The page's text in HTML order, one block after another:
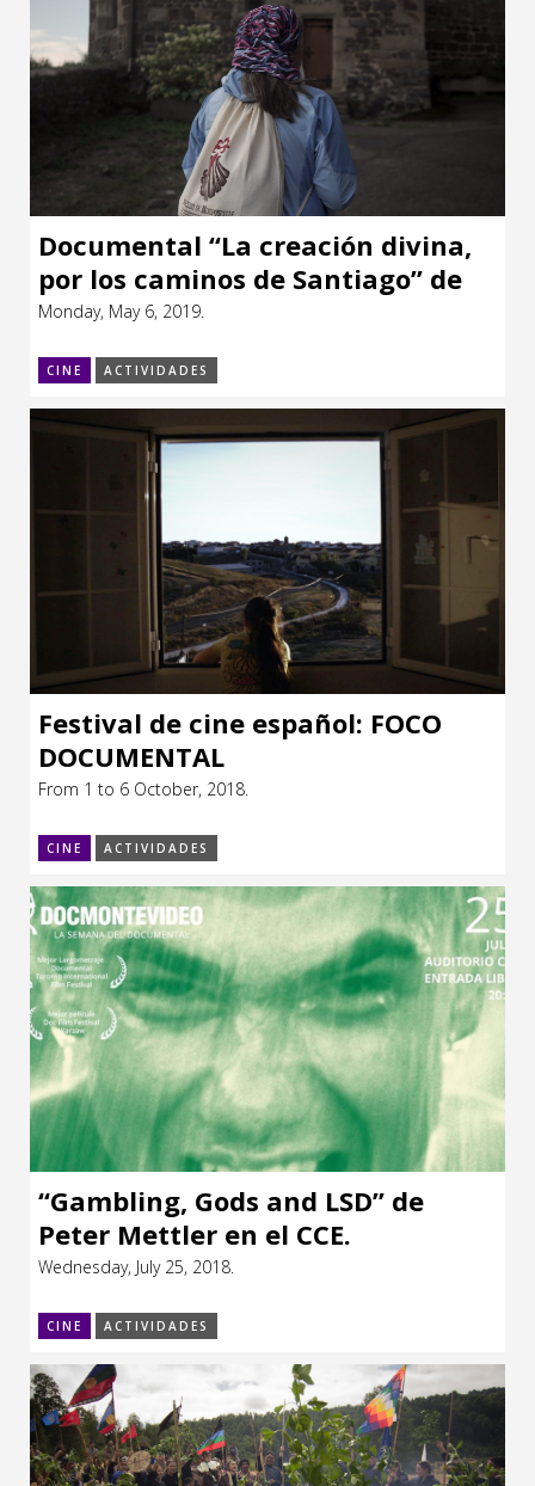
Documental “La creación divina,
por los caminos de Santiago” de
Horacio Reyes
Monday, May 6, 2019.
CINE ACTIVIDADES
Festival de cine español: FOCO
DOCUMENTAL
From 1 to 6 October, 2018.
CINE ACTIVIDADES
“Gambling, Gods and LSD” de
Peter Mettler en el CCE.
Wednesday, July 25, 2018.
CINE ACTIVIDADES